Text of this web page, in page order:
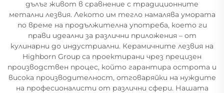
дълъг живот в сравнение с традиционните
метални лезвия. Лекото им тегло намалява умората
по време на продължителна употреба, което ги
прави идеални за различни приложения – от
кулинарни до индустриални. Керамичните лезвия на
Highborn Group са проектирани чрез прецизен
производствен процес, който гарантира острота и
висока производителност, отговаряйки на нуждите
на професионалисти от различни сфери. Нашата